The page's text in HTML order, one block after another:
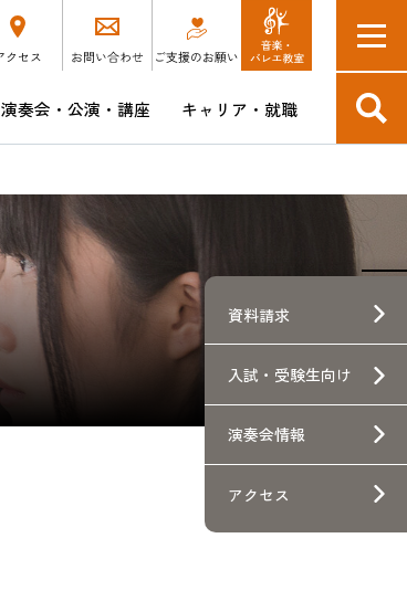
演奏会・公演・講座 キャリア・就職
生の就職先企業へのアンケート
資料請求
入試・ 受験生向け
演奏会情報
アクセス